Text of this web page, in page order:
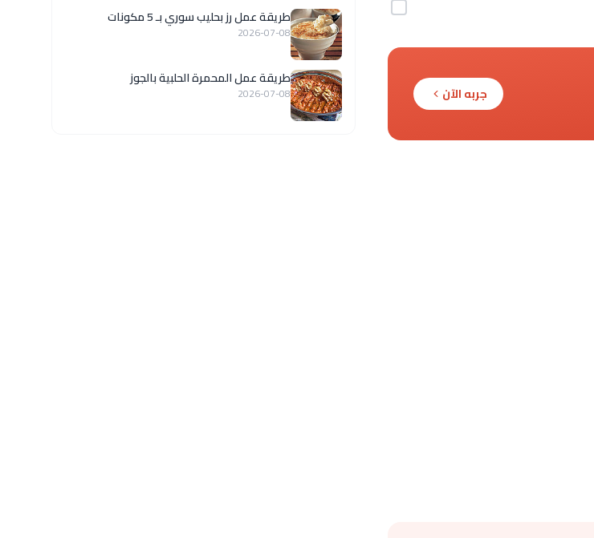
جربه الآن
طريقة عمل رز بحليب سوري بـ 5 مكونات
2026-07-08
طريقة عمل المحمرة الحلبية بالجوز
2026-07-08